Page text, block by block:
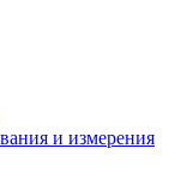
и измерения